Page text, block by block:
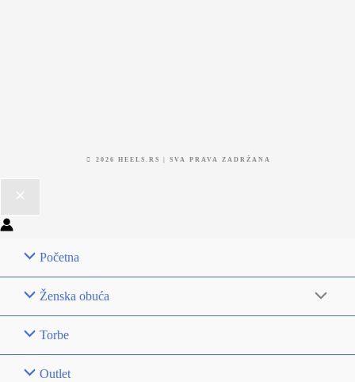
2026 HEELS.RS | SVA PRAVA ZADRŽANA
Početna
Ženska obuća
Torbe
Outlet